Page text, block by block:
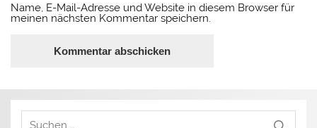
Name, E-Mail-Adresse und Website in diesem Browser für
meinen nächsten Kommentar speichern.